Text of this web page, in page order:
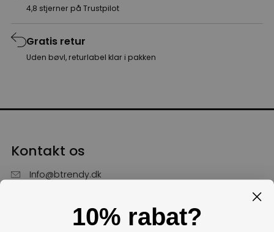
4,8 stjerner på Trustpilot
Gratis retur
Uden bøvl, returlabel klar i pakken
Kontakt os
Info@btrendy.dk
Hverdage fra kl. 10 - 16
10% rabat?